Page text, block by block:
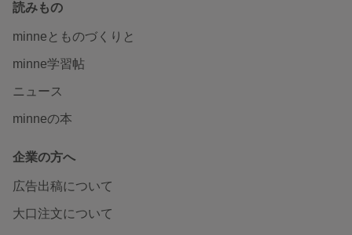
読みもの
minneとものづくりと
minne学習帖
ニュース
minneの本
企業の方へ
広告出稿について
大口注文について